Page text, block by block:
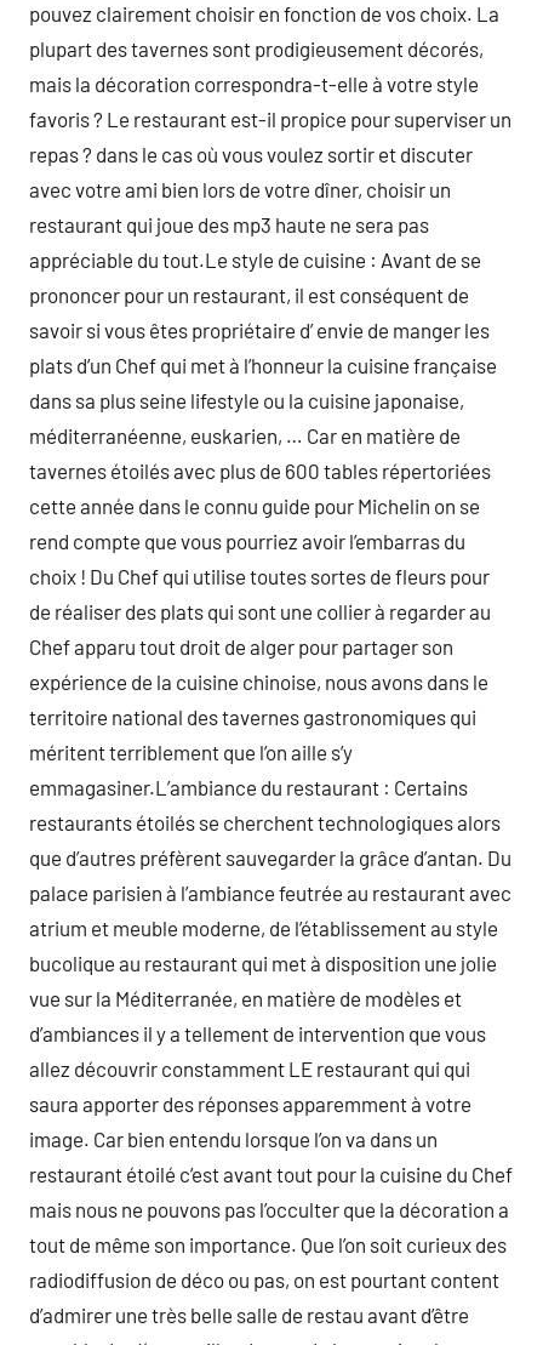
pouvez clairement choisir en fonction de vos choix. La
plupart des tavernes sont prodigieusement décorés,
mais la décoration correspondra-t-elle à votre style
favoris ? Le restaurant est-il propice pour superviser un
repas ? dans le cas où vous voulez sortir et discuter
avec votre ami bien lors de votre dîner, choisir un
restaurant qui joue des mp3 haute ne sera pas
appréciable du tout.Le style de cuisine : Avant de se
prononcer pour un restaurant, il est conséquent de
savoir si vous êtes propriétaire d’ envie de manger les
plats d’un Chef qui met à l’honneur la cuisine française
dans sa plus seine lifestyle ou la cuisine japonaise,
méditerranéenne, euskarien, … Car en matière de
tavernes étoilés avec plus de 600 tables répertoriées
cette année dans le connu guide pour Michelin on se
rend compte que vous pourriez avoir l’embarras du
choix ! Du Chef qui utilise toutes sortes de fleurs pour
de réaliser des plats qui sont une collier à regarder au
Chef apparu tout droit de alger pour partager son
expérience de la cuisine chinoise, nous avons dans le
territoire national des tavernes gastronomiques qui
méritent terriblement que l’on aille s’y
emmagasiner.L’ambiance du restaurant : Certains
restaurants étoilés se cherchent technologiques alors
que d’autres préfèrent sauvegarder la grâce d’antan. Du
palace parisien à l’ambiance feutrée au restaurant avec
atrium et meuble moderne, de l’établissement au style
bucolique au restaurant qui met à disposition une jolie
vue sur la Méditerranée, en matière de modèles et
d’ambiances il y a tellement de intervention que vous
allez découvrir constamment LE restaurant qui qui
saura apporter des réponses apparemment à votre
image. Car bien entendu lorsque l’on va dans un
restaurant étoilé c’est avant tout pour la cuisine du Chef
mais nous ne pouvons pas l’occulter que la décoration a
tout de même son importance. Que l’on soit curieux des
radiodiffusion de déco ou pas, on est pourtant content
d’admirer une très belle salle de restau avant d’être